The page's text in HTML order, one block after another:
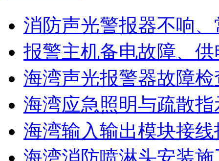
消防声光警报器不响
报警主机备电故障、
海湾声光报警器故障
海湾应急照明与疏散
海湾输入输出模块接